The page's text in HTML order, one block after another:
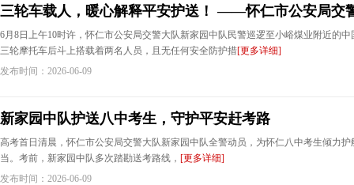
三轮车载人，暖心解释平安护送！ ——怀仁市公安局交
6月8日上午10时许，怀仁市公安局交警大队新家园中队民警巡逻至小峪煤业附近的
三轮摩托车后斗上搭载着两名人员，且无任何安全防护措[更多详细]
发布时间：2026-06-09
新家园中队护送八中考生，守护平安赶考路
高考首日清晨，怀仁市公安局交警大队新家园中队全警动员，为怀仁八中考生倾力
当。考前，新家园中队多次踏勘送考路线， [更多详细]
发布时间：2026-06-09